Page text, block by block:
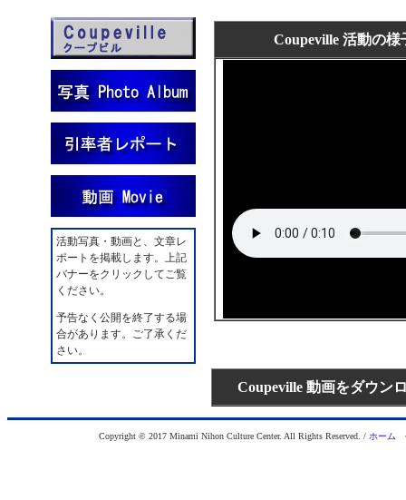
活動写真・動画と、文章レ
ポートを掲載します。上記
バナーをクリックしてご覧
ください。
予告なく公開を終了する場
合があります。ご了承くだ
さい。
Coupeville 活動の様
Coupeville 動画をダウン
Copyright © 2017 Minami Nihon Culture Center. All Rights Reserved. / ホーム